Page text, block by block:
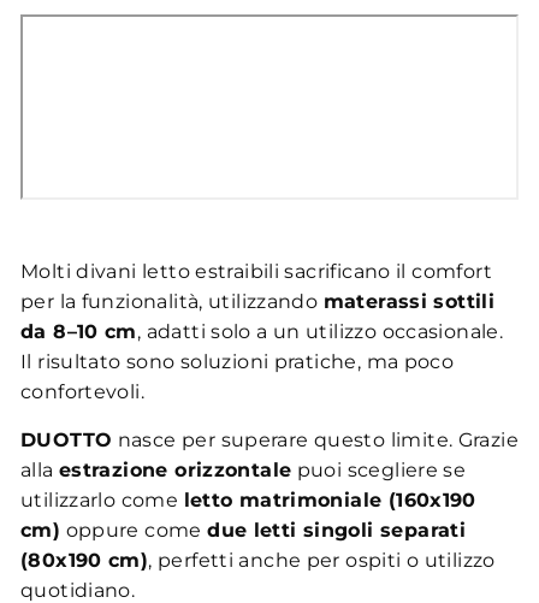
Molti divani letto estraibili sacrificano il comfort
per la funzionalità, utilizzando materassi sottili
da 8–10 cm, adatti solo a un utilizzo occasionale.
Il risultato sono soluzioni pratiche, ma poco
confortevoli.
DUOTTO nasce per superare questo limite. Grazie
alla estrazione orizzontale puoi scegliere se
utilizzarlo come letto matrimoniale (160x190
cm) oppure comedue letti singoli separati
(80x190 cm), perfetti anche per ospiti o utilizzo
quotidiano.